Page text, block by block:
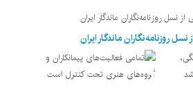
روزنامه‌نگاران ماندگار ایران